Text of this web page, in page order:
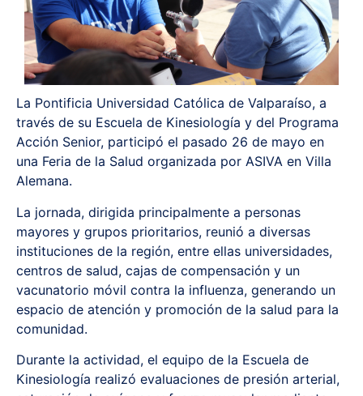
La Pontificia Universidad Católica de Valparaíso, a
través de su Escuela de Kinesiología y del Programa
Acción Senior, participó el pasado 26 de mayo en
una Feria de la Salud organizada por ASIVA en Villa
Alemana.
La jornada, dirigida principalmente a personas
mayores y grupos prioritarios, reunió a diversas
instituciones de la región, entre ellas universidades,
centros de salud, cajas de compensación y un
vacunatorio móvil contra la influenza, generando un
espacio de atención y promoción de la salud para la
comunidad.
Durante la actividad, el equipo de la Escuela de
Kinesiología realizó evaluaciones de presión arterial,